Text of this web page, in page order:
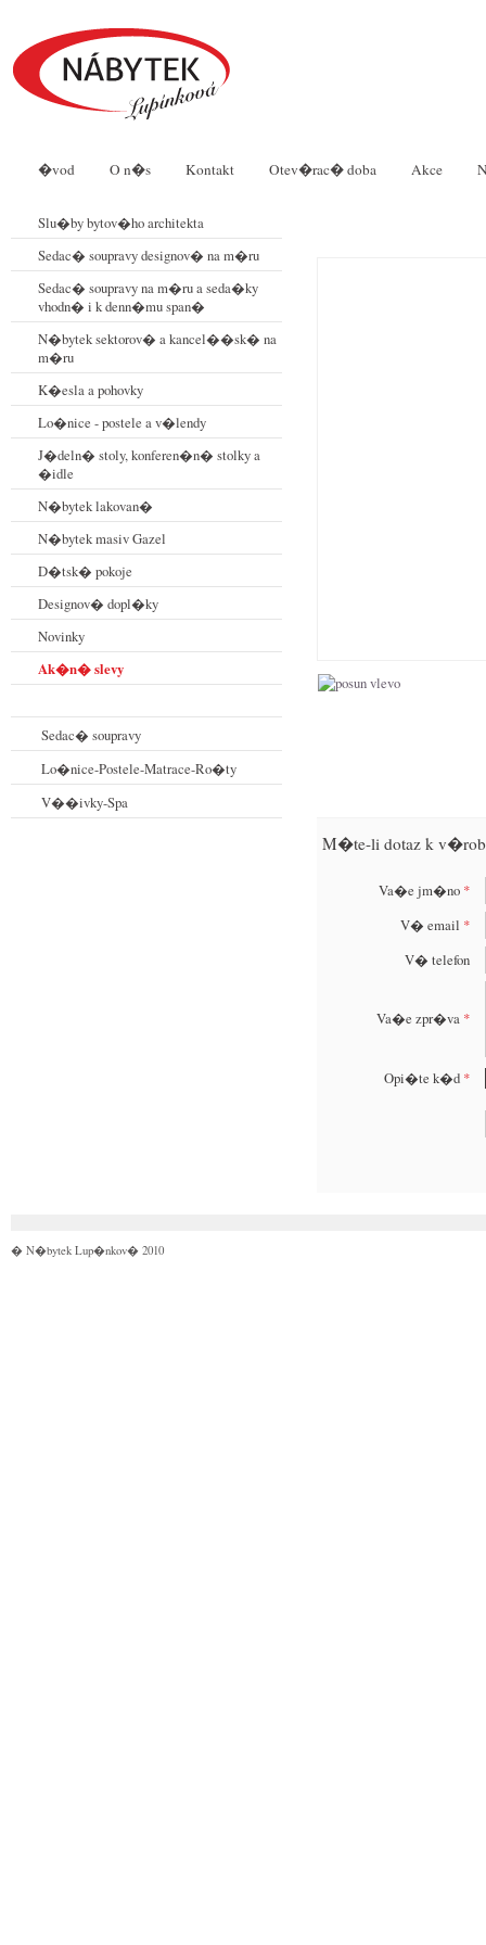
�vod O n�s Kontakt Otev�rac� doba Akce
Slu�by bytov�ho architekta
Sedac� soupravy designov� na m�ru
Sedac� soupravy na m�ru a seda�ky
vhodn� i k denn�mu span�
N�bytek sektorov� a kancel��sk� na
m�ru
K�esla a pohovky
Lo�nice - postele a v�lendy
J�deln� stoly, konferen�n� stolky a
�idle
N�bytek lakovan�
N�bytek masiv Gazel
D�tsk� pokoje
Designov� dopl�ky
Novinky
Ak�n� slevy
Sedac� soupravy
Lo�nice-Postele-Matrace-Ro�ty
V��ivky-Spa
M�te-li dotaz k
Va�e jm�no *
V� email *
V� telefon
Va�e zpr�va *
Opi�te k�d *
� N�bytek Lup�nkov� 2010